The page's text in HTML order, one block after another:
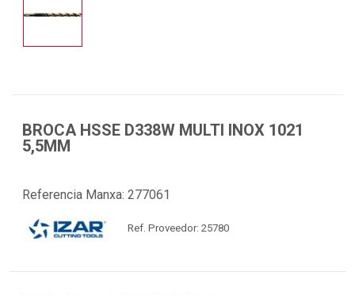
BROCA HSSE D338W MULTI INOX 1021
5,5MM
Referencia Manxa: 277061
Ref. Proveedor: 25780